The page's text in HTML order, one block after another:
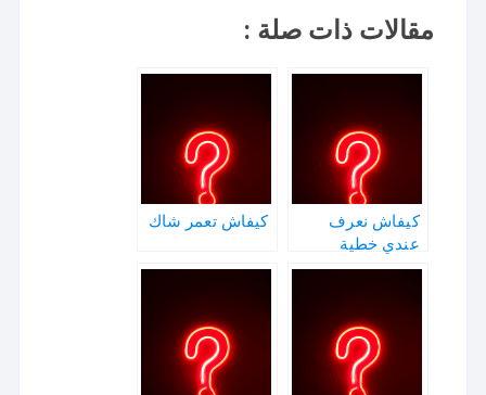
مقالات ذات صلة :
كيفاش نعرف
عندي خطية
كيفاش تعمر شاك